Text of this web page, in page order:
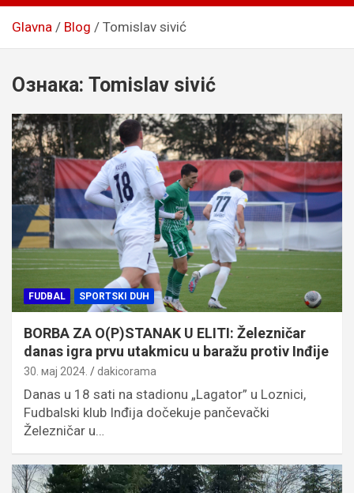
Glavna Blog Tomislav sivić
Ознака: Tomislav sivić
FUDBAL SPORTSKI DUH
BORBA ZA O(P)STANAK U ELITI: Železničar
danas igra prvu utakmicu u baražu protiv Inđije
30. мај 2024. dakicorama
Danas u 18 sati na stadionu „Lagator” u Loznici,
Fudbalski klub Inđija dočekuje pančevački
Železničar u…